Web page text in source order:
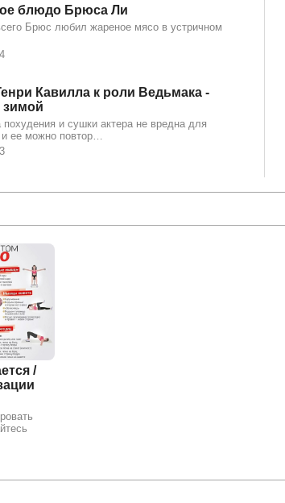
блюдо Брюса Ли
Брюс любил жареное мясо в устричном
Кавилла к роли Ведьмака -
зимой
похудения и сушки актера не вредна для
и ее можно повтор…
/